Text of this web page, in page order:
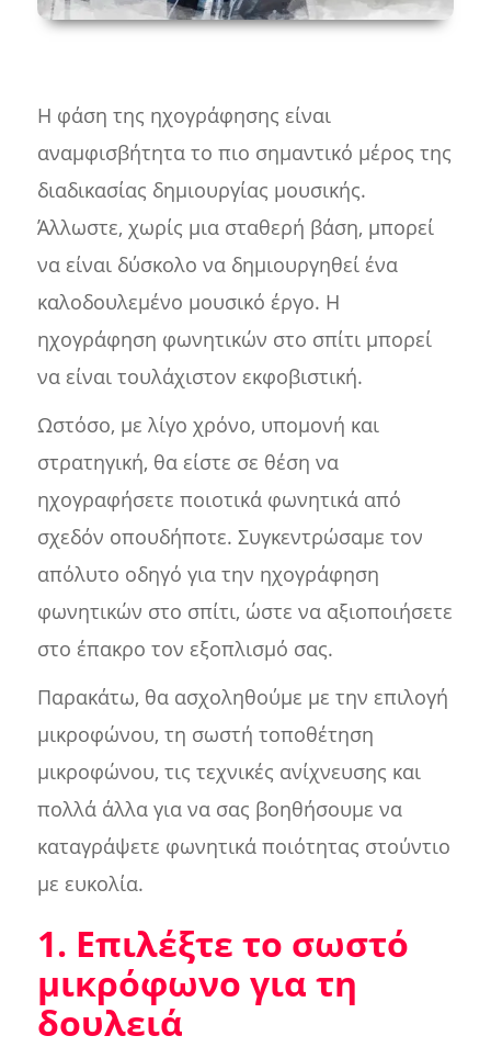
Η φάση της ηχογράφησης είναι
αναμφισβήτητα το πιο σημαντικό μέρος της
διαδικασίας δημιουργίας μουσικής.
Άλλωστε, χωρίς μια σταθερή βάση, μπορεί
να είναι δύσκολο να δημιουργηθεί ένα
καλοδουλεμένο μουσικό έργο. Η
ηχογράφηση φωνητικών στο σπίτι μπορεί
να είναι τουλάχιστον εκφοβιστική.
Ωστόσο, με λίγο χρόνο, υπομονή και
στρατηγική, θα είστε σε θέση να
ηχογραφήσετε ποιοτικά φωνητικά από
σχεδόν οπουδήποτε. Συγκεντρώσαμε τον
απόλυτο οδηγό για την ηχογράφηση
φωνητικών στο σπίτι, ώστε να αξιοποιήσετε
στο έπακρο τον εξοπλισμό σας.
Παρακάτω, θα ασχοληθούμε με την επιλογή
μικροφώνου, τη σωστή τοποθέτηση
μικροφώνου, τις τεχνικές ανίχνευσης και
πολλά άλλα για να σας βοηθήσουμε να
καταγράψετε φωνητικά ποιότητας στούντιο
με ευκολία.
1. Επιλέξτε το σωστό
μικρόφωνο για τη
δουλειά